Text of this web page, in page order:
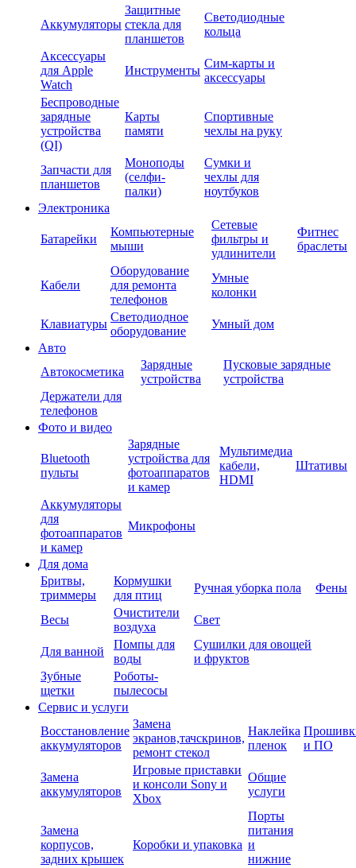
Аккумуляторы
Защитные
стекла для
планшетов
Светодиодные
кольца
Аксессуары
для Apple
Watch
Инструменты
Сим-карты и
аксессуары
Беспроводные
зарядные
устройства
(QI)
Карты
памяти
Спортивные
чехлы на руку
Запчасти для
планшетов
Моноподы
(селфи-
палки)
Сумки и
чехлы для
ноутбуков
Электроника
Батарейки
Компьютерные
мыши
Сетевые
фильтры и
удлинители
Фитнес
браслеты
Кабели
Оборудование
для ремонта
телефонов
Умные
колонки
Клавиатуры
Светодиодное
оборудование
Умный дом
Авто
Автокосметика
Зарядные
устройства
Пусковые зарядные
устройства
Держатели для
телефонов
Фото и видео
Bluetooth
пульты
Зарядные
устройства для
фотоаппаратов
и камер
Мультимедиа
кабели,
HDMI
Штативы
Аккумуляторы
для
фотоаппаратов
и камер
Микрофоны
Для дома
Бритвы,
триммеры
Кормушки
для птиц
Ручная уборка пола Фены
Весы
Очистители
воздуха
Свет
Для ванной
Помпы для
воды
Сушилки для овощей
и фруктов
Зубные
щетки
Роботы-
пылесосы
Сервис и услуги
Восстановление
аккумуляторов
Замена
экранов,тачскринов,
ремонт стекол
Наклейка
пленок
и ПО
Замена
аккумуляторов
Игровые приставки
и консоли Sony и
Xbox
Общие
услуги
Замена
корпусов,
задних крышек
Коробки и упаковка
Порты
питания
и
нижние